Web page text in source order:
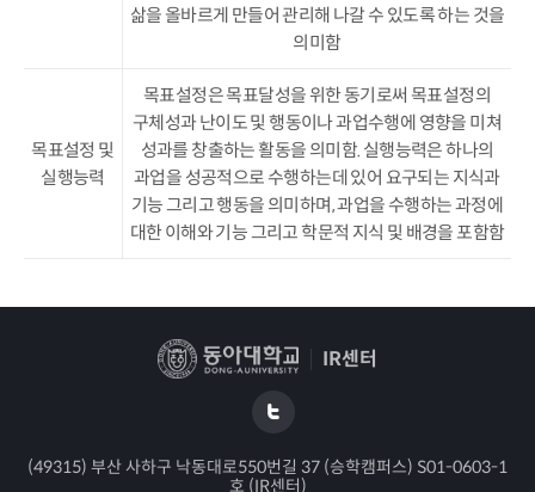
삶을 올바르게 만들어 관리해 나갈 수 있도록 하는 것을
의미함
목표설정 및
실행능력
목표설정은 목표달성을 위한 동기로써 목표설정의
구체성과 난이도 및 행동이나 과업수행에 영향을 미쳐
성과를 창출하는 활동을 의미함. 실행능력은 하나의
과업을 성공적으로 수행하는데 있어 요구되는 지식과
기능 그리고 행동을 의미하며, 과업을 수행하는 과정에
대한 이해와 기능 그리고 학문적 지식 및 배경을 포함함
IR센터
(49315) 부산 사하구 낙동대로550번길 37 (승학캠퍼스) S01-0603-1
호 (IR센터)